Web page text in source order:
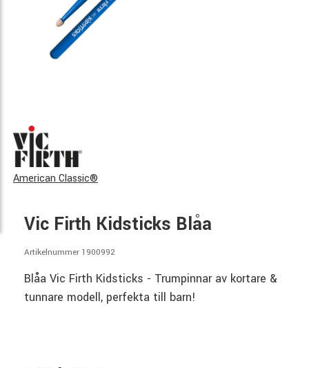
American Classic®
Vic Firth Kidsticks Blåa
Artikelnummer 1900992
Blåa Vic Firth Kidsticks - Trumpinnar av kortare &
tunnare modell, perfekta till barn!